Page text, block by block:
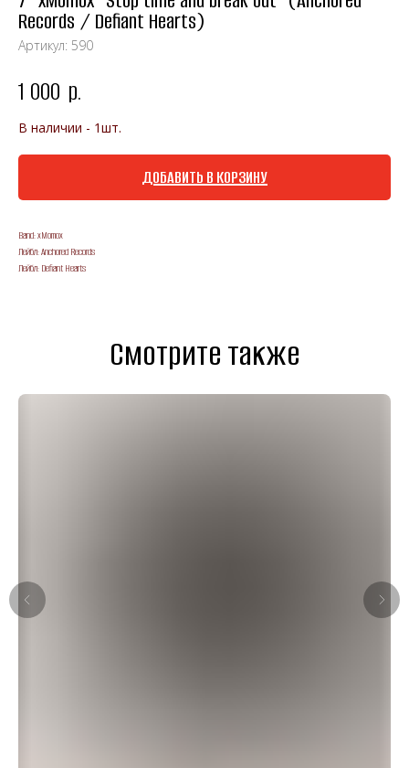
Records / Defiant Hearts)
Артикул: 590
1 000 р.
В наличии - 1шт.
ДОБАВИТЬ В КОРЗИНУ
Band: xMomox
Лейбл: Anchored Records
Лейбл: Defiant Hearts
Смотрите также